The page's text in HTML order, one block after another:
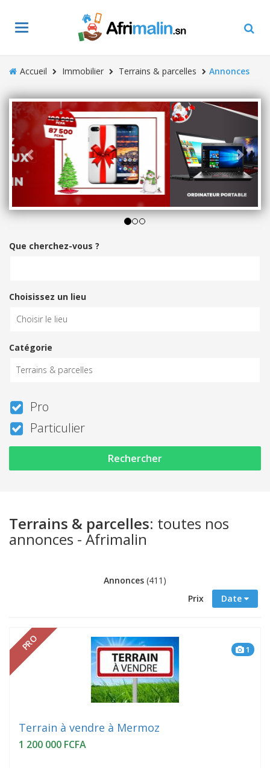
Toggle
navigation
Accueil Immobilier Terrains & parcelles Annonces
Previous Next
Que cherchez-vous ?
Choisissez un lieu
Catégorie
Pro
Particulier
Rechercher
Terrains & parcelles: toutes nos
annonces - Afrimalin
Annonces (411)
Prix
Date
PRO 1
Terrain à vendre à Mermoz
1 200 000 FCFA